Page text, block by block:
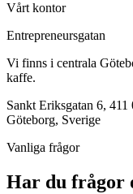
Vårt kontor
Entrepreneursgatan
Vi finns i centrala
kaffe.
Sankt Eriksgatan 6, 411
Göteborg, Sverige
Vanliga frågor
Har du frågor